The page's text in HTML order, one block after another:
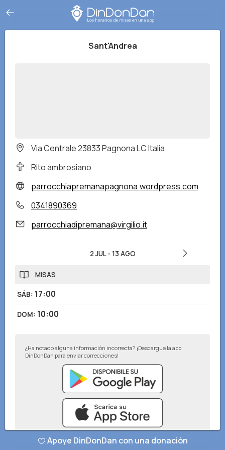
Sant'Andrea
Via Centrale 23833 Pagnona LC Italia
Rito ambrosiano
parrocchiapremanapagnona.wordpress.com
0341890369
parrocchiadipremana@virgilio.it
2 JUL- 13 AGO
MISAS
SÁB: 17:00
DOM: 10:00
¿Ha notado alguna información incorrecta? ¡Descargue la app
DinDonDan para enviar correcciones!
Apoye DinDonDan con una donación